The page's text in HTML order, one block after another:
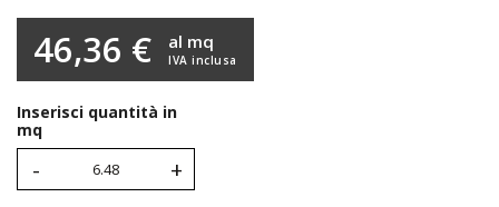
46,36 € IVA inclusa
al mq
Inserisci quantità in
mq
- +